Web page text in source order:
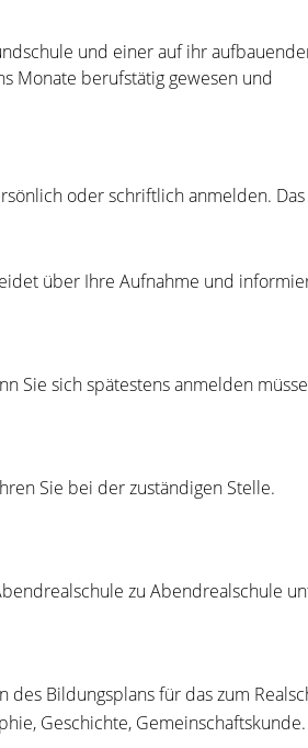
und einer auf ihr
Monate berufstätig gewesen und
oder schriftlich anmelden.
über Ihre Aufnahme und
Sie sich spätestens anmelden
Sie bei der zuständigen Stelle.
zu Abendrealschule
Bildungsplans für das zum
Geschichte, Gemeinschaftskunde.